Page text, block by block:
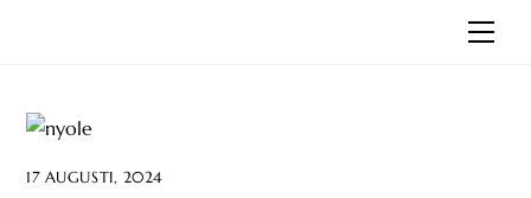
17 AUGUSTI, 2024